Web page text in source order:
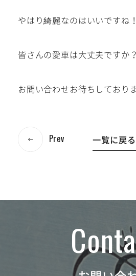
やはり綺麗なのはいいですね！
皆さんの愛車は大丈夫ですか
お問い合わせお待ちしており
Prev 一覧に戻る